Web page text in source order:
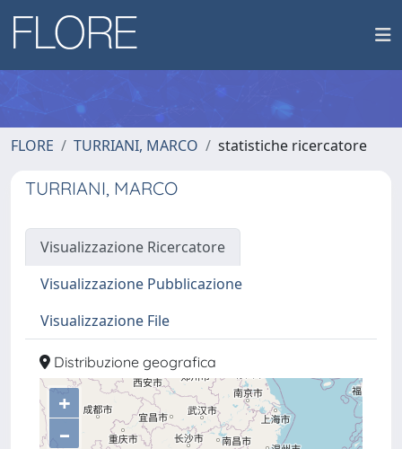
FLORE TURRIANI, MARCO statistiche ricercatore
TURRIANI, MARCO
Visualizzazione Ricercatore
Visualizzazione Pubblicazione
Visualizzazione File
Distribuzione geografica
+
–